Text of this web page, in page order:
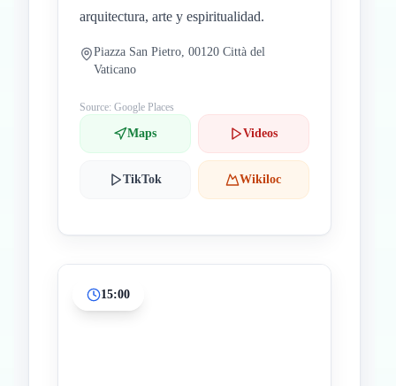
arquitectura, arte y espiritualidad.
Piazza San Pietro, 00120 Città del
Vaticano
Source: Google Places
Maps Videos
TikTok Wikiloc
15:00